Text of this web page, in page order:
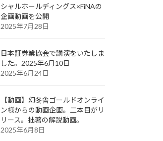
シャルホールディングス×FiNAの
企画動画を公開
2025年7月28日
日本証券業協会で講演をいたしま
した。2025年6月10日
2025年6月24日
【動画】幻冬舎ゴールドオンライ
ン様からの動画企画。二本目がリ
リース。拙著の解説動画。
2025年6月8日